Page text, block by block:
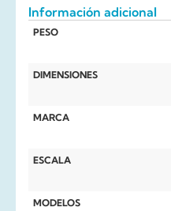
Información adicional
PESO
DIMENSIONES
MARCA
ESCALA
MODELOS